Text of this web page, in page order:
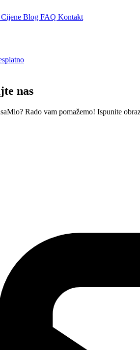
Cijene Blog FAQ Kontakt
nas
Rado vam pomažemo! Ispunite